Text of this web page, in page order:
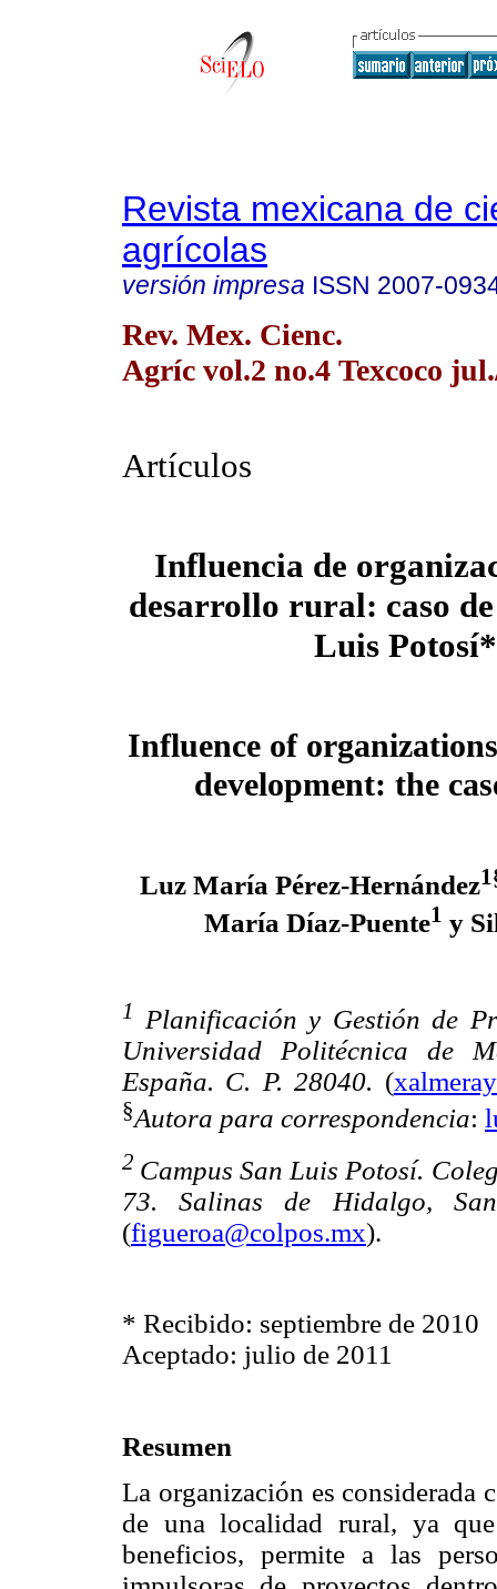
Revista mexicana de
agrícolas
versión impresa ISSN 2007-
Rev. Mex. Cienc.
Agríc vol.2 no.4 Texcoco
Artículos
Influencia de
desarrollo rural: caso
Luis Potosí*
Influence of
development: the
Luz María Pérez-Hernández
María Díaz-Puente1 y
1
Planificación y Gestión de
Universidad Politécnica de
España. C. P. 28040. (
§Autora para correspondencia:
2 Campus San Luis Potosí.
73. Salinas de Hidalgo,
(figueroa@colpos.mx).
* Recibido: septiembre de 2010
Aceptado: julio de 2011
Resumen
La organización es considerada
de una localidad rural, ya
beneficios, permite a las